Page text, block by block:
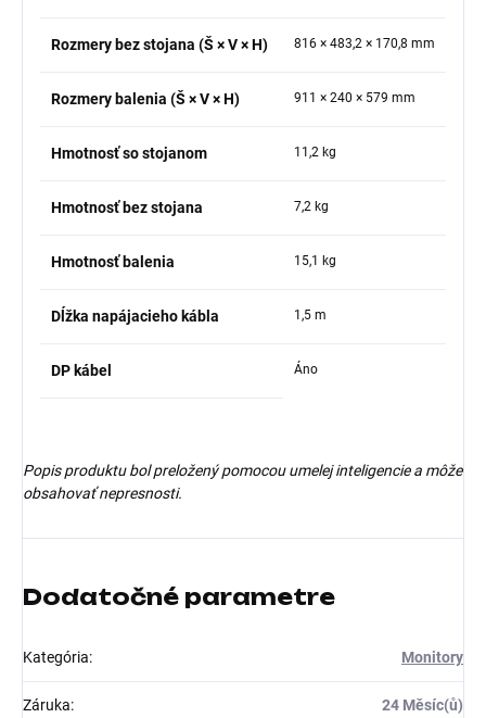
Rozmery bez stojana (Š × V × H) 816 × 483,2 × 170,8 mm
Rozmery balenia (Š × V × H) 911 × 240 × 579 mm
Hmotnosť so stojanom 11,2 kg
Hmotnosť bez stojana 7,2 kg
Hmotnosť balenia 15,1 kg
Dĺžka napájacieho kábla 1,5 m
DP kábel Áno
Popis produktu bol preložený pomocou umelej inteligencie a môže
obsahovať nepresnosti.
Dodatočné parametre
Kategória: Monitory
Záruka: 24 Měsíc(ů)